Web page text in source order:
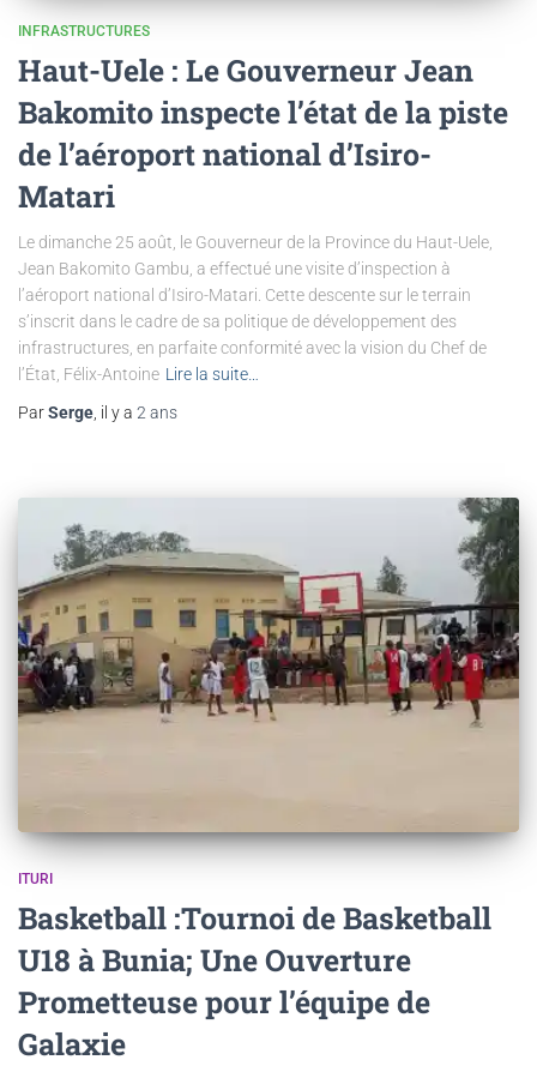
INFRASTRUCTURES
Haut-Uele : Le Gouverneur Jean
Bakomito inspecte l’état de la piste
de l’aéroport national d’Isiro-
Matari
Le dimanche 25 août, le Gouverneur de la Province du Haut-Uele,
Jean Bakomito Gambu, a effectué une visite d’inspection à
l’aéroport national d’Isiro-Matari. Cette descente sur le terrain
s’inscrit dans le cadre de sa politique de développement des
infrastructures, en parfaite conformité avec la vision du Chef de
l’État, Félix-Antoine Lire la suite…
ParSerge, il y a 2 ans
ITURI
Basketball :Tournoi de Basketball
U18 à Bunia; Une Ouverture
Prometteuse pour l’équipe de
Galaxie